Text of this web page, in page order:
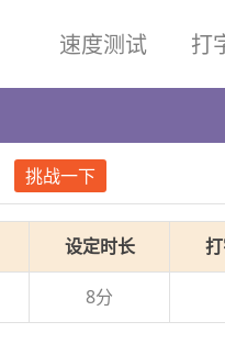
速度测试 打
挑战一下
设定时长
8分